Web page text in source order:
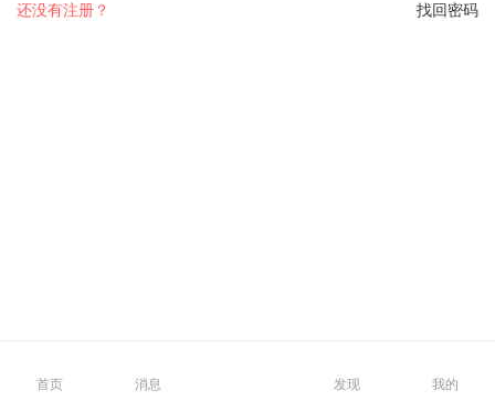
找回密码
还没有注册？
首页 消息 发现 我的